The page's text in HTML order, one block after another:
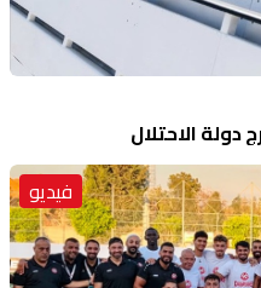
الاحتلال
فيديو